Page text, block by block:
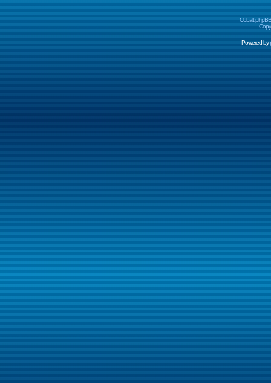
Cobalt
Powered by